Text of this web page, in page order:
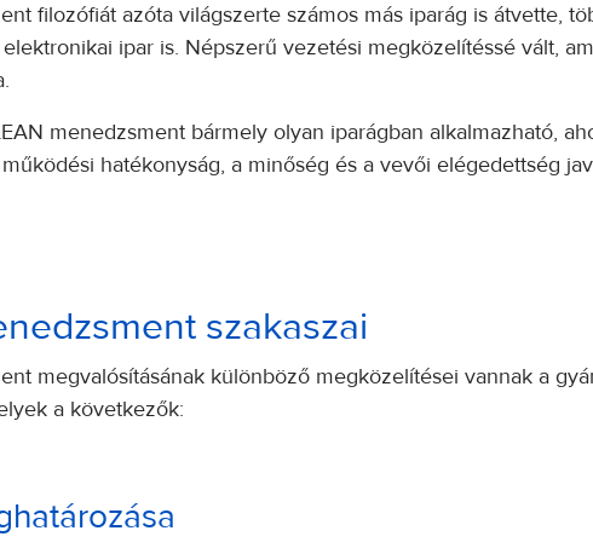
filozófiát azóta világszerte számos más iparág is átvette,
ipar is. Népszerű vezetési megközelítéssé vált,
menedzsment bármely olyan iparágban alkalmazható,
hatékonyság, a minőség és a vevői elégedettség
szakaszai
megvalósításának különböző megközelítései vannak a
a következők: